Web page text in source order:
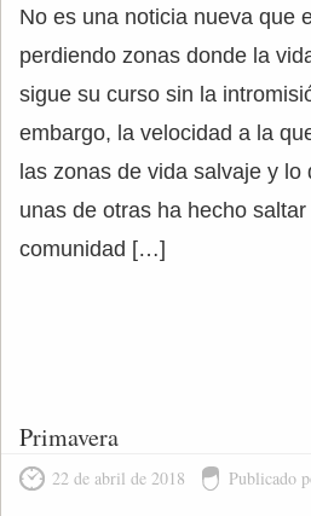
No es una noticia nueva que
perdiendo zonas donde la
sigue su curso sin la
embargo, la velocidad a la
las zonas de vida salvaje y
unas de otras ha hecho
comunidad […]
Primavera
22 de abril de 2018 Publicado